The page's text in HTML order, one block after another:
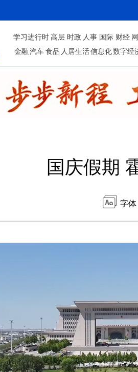
学习进行时 高层 时政 人事 国际 财经
金融 汽车 食品 人居生活信息化数字经
国庆假期
字体